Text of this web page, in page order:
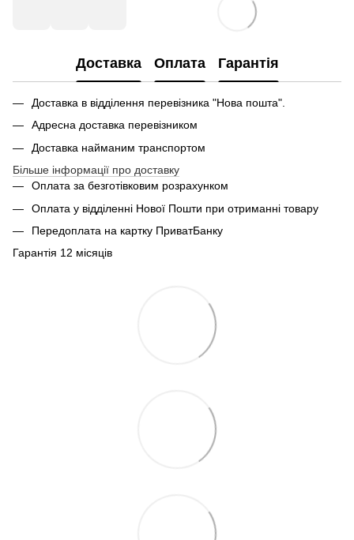
Доставка Оплата Гарантія
Доставка в відділення перевізника "Нова пошта".
Адресна доставка перевізником
Доставка найманим транспортом
Більше інформації про доставку
Оплата за безготівковим розрахунком
Оплата у відділенні Нової Пошти при отриманні товару
Передоплата на картку ПриватБанку
Гарантія 12 місяців